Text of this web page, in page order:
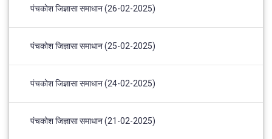
पंचकोश जिज्ञासा समाधान (26-02-2025)
पंचकोश जिज्ञासा समाधान (25-02-2025)
पंचकोश जिज्ञासा समाधान (24-02-2025)
पंचकोश जिज्ञासा समाधान (21-02-2025)